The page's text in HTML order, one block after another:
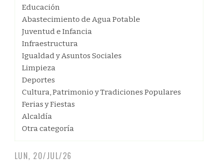
Educación
Abastecimiento de Agua Potable
Juventud e Infancia
Infraestructura
Igualdad y Asuntos Sociales
Limpieza
Deportes
Cultura, Patrimonio y Tradiciones Populares
Ferias y Fiestas
Alcaldía
Otra categoría
LUN, 20/JUL/26